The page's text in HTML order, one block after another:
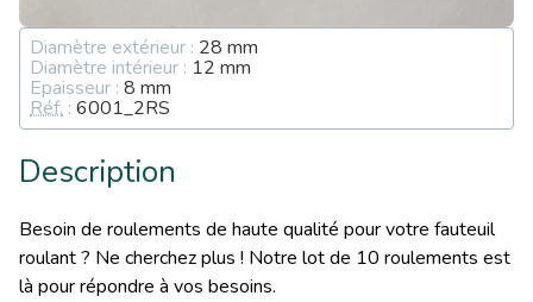
Diamètre extérieur : 28 mm
Diamètre intérieur : 12 mm
Epaisseur : 8 mm
Réf. : 6001_2RS
Description
Besoin de roulements de haute qualité pour votre fauteuil
roulant ? Ne cherchez plus ! Notre lot de 10 roulements est
là pour répondre à vos besoins.